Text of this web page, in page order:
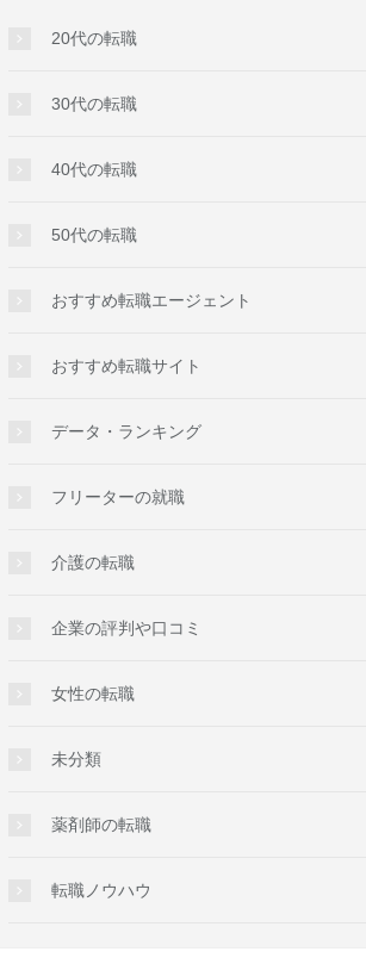
20代の転職
30代の転職
40代の転職
50代の転職
おすすめ転職エージェント
おすすめ転職サイト
データ・ランキング
フリーターの就職
介護の転職
企業の評判や口コミ
女性の転職
未分類
薬剤師の転職
転職ノウハウ